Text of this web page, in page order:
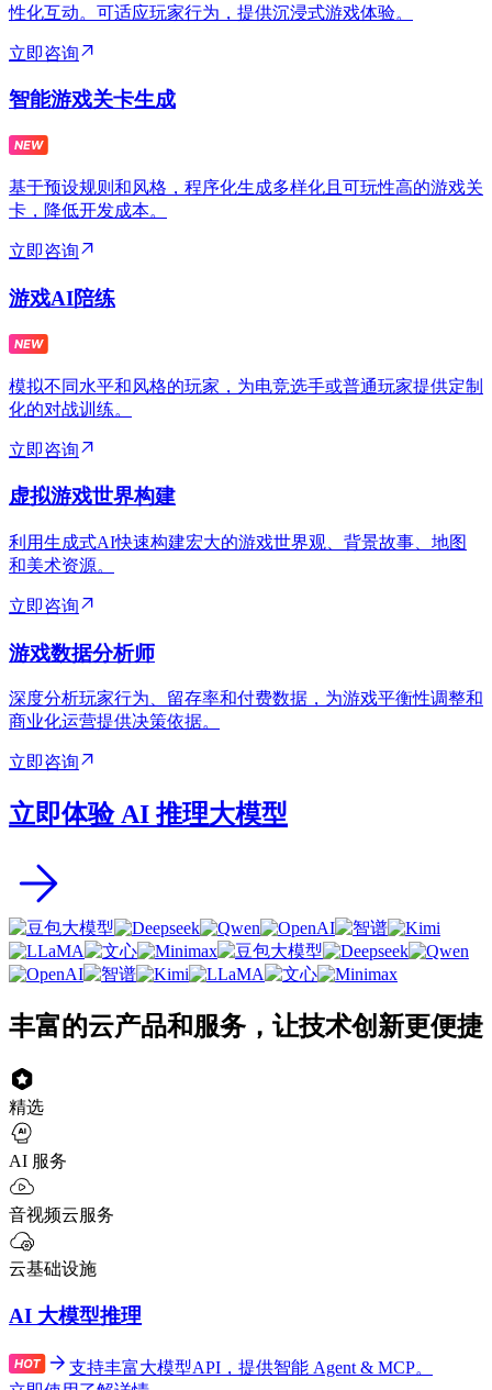
性化互动。可适应玩家行为，提供沉浸式游戏体验。
立即咨询
智能游戏关卡生成
基于预设规则和风格，程序化生成多样化且可玩性高的游戏关
卡，降低开发成本。
立即咨询
游戏AI陪练
模拟不同水平和风格的玩家，为电竞选手或普通玩家提供定制
化的对战训练。
立即咨询
虚拟游戏世界构建
利用生成式AI快速构建宏大的游戏世界观、背景故事、地图
和美术资源。
立即咨询
游戏数据分析师
深度分析玩家行为、留存率和付费数据，为游戏平衡性调整和
商业化运营提供决策依据。
立即咨询
立即体验 AI 推理大模型
丰富的云产品和服务，让技术创新更便捷
精选
AI 服务
音视频云服务
云基础设施
AI 大模型推理
支持丰富大模型API，提供智能 Agent & MCP。